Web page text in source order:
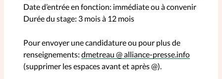
Date d’entrée en fonction: immédiate ou à convenir
Durée du stage: 3 mois à 12 mois
Pour envoyer une candidature ou pour plus de
renseignements:dmetreau @ alliance-presse.info
(supprimer les espaces avant et après @).